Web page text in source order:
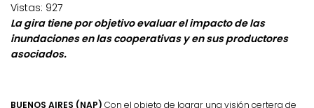
Vistas: 927
La gira tiene por objetivo evaluar el impacto de las
inundaciones en las cooperativas y en sus productores
asociados.
BUENOS AIRES (NAP) Con el objeto de lograr una visión certera de